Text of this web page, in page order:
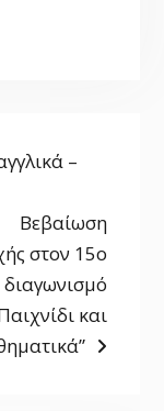
–
Next
post:
Βεβαίωση
στον 15ο
διαγωνισμό
και